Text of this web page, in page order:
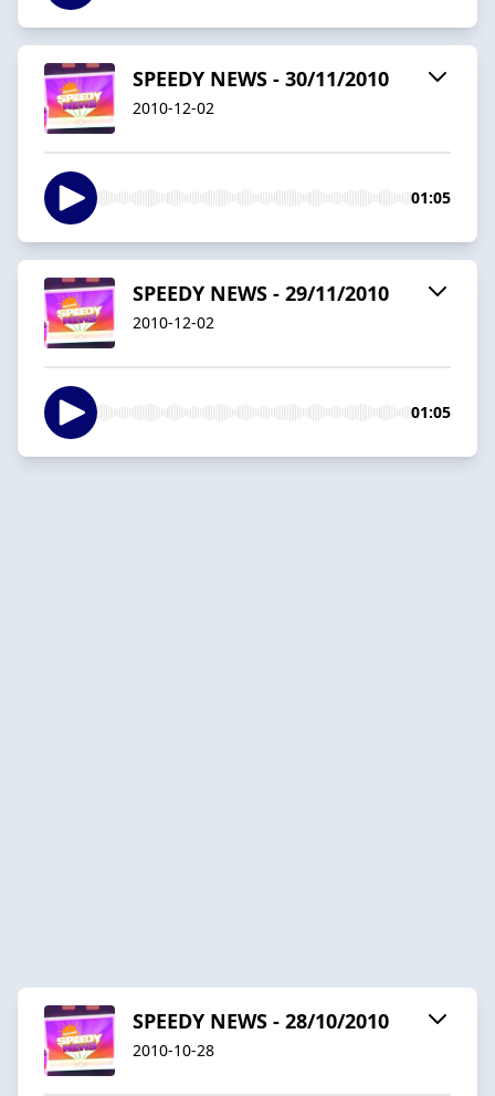
SPEEDY NEWS - 30/11/2010
2010-12-02
01:05
SPEEDY NEWS - 29/11/2010
2010-12-02
01:05
SPEEDY NEWS - 28/10/2010
2010-10-28